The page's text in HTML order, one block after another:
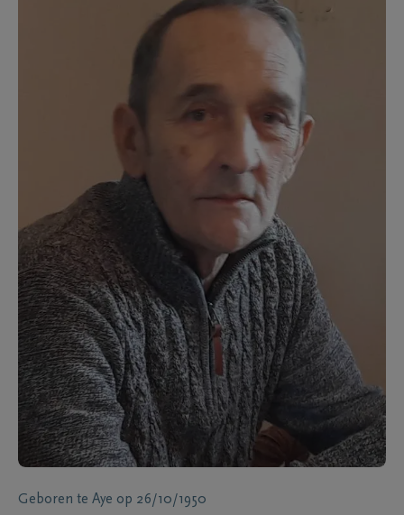
Geboren te Aye op 26/10/1950